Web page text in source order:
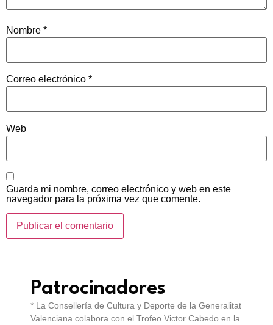
Nombre *
Correo electrónico *
Web
Guarda mi nombre, correo electrónico y web en este
navegador para la próxima vez que comente.
Patrocinadores
* La Consellería de Cultura y Deporte de la Generalitat
Valenciana colabora con el Trofeo Victor Cabedo en la